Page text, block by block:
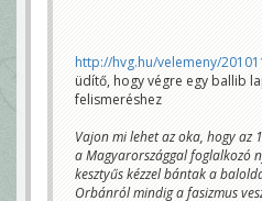
http://hvg.hu/velemeny/
üdítő, hogy végre egy ballib
felismeréshez
Vajon mi lehet az oka, hogy az
a Magyarországgal foglalkozó
kesztyűs kézzel bántak a
Orbánról mindig a fasizmus